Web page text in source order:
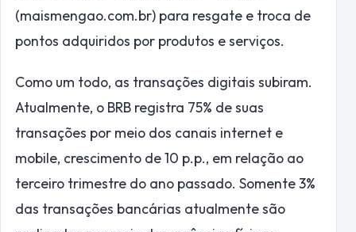
(maismengao.com.br) para resgate e troca de
pontos adquiridos por produtos e serviços.
Como um todo, as transações digitais subiram.
Atualmente, o BRB registra 75% de suas
transações por meio dos canais internet e
mobile, crescimento de 10 p.p., em relação ao
terceiro trimestre do ano passado. Somente 3%
das transações bancárias atualmente são